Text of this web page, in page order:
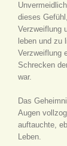
dieses
Verzweiflung
leben und zu
Verzweiflung
Schrecken
war.
Das
Augen
auftauchte,
Leben.